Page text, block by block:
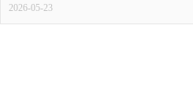
2026-05-23